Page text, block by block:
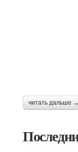
читать дальше →